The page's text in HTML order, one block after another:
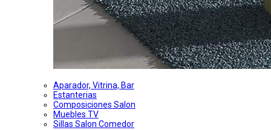
Aparador, Vitrina, Bar
Estanterias
Composiciones Salon
Muebles TV
Sillas Salon Comedor